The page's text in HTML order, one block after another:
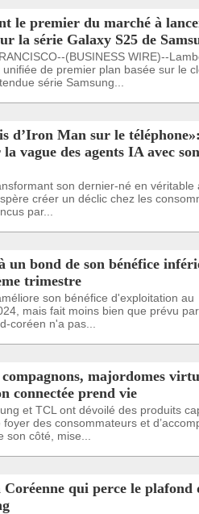
le premier du marché à
la série Galaxy S25 de
(BUSINESS WIRE)--
de premier plan basée sur le
série Samsung...
d’Iron Man sur le
vague des agents IA avec son
son dernier-né en véritable
créer un déclic chez les
par...
un bond de son bénéfice
trimestre
son bénéfice d'exploitation au
mais fait moins bien que prévu
coréen n'a pas...
compagnons, majordomes
connectée prend vie
et TCL ont dévoilé des produits
des consommateurs et
côté, mise...
qui perce le plafond